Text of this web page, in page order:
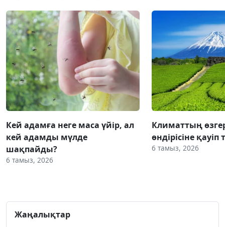
Кей адамға неге маса үйір, ал
кей адамды мүлде
шақпайды?
6 тамыз, 2026
Климаттың
өндірісіне қауіп
6 тамыз, 2026
Жаңалықтар